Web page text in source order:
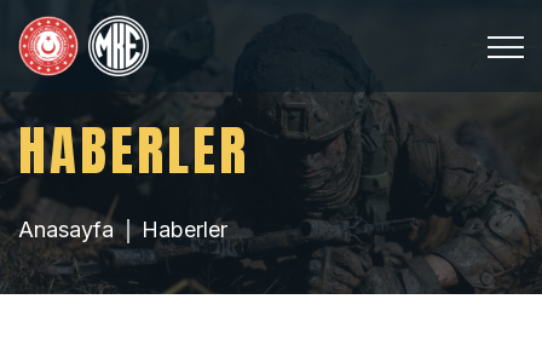
HABERLER
Anasayfa Haberler